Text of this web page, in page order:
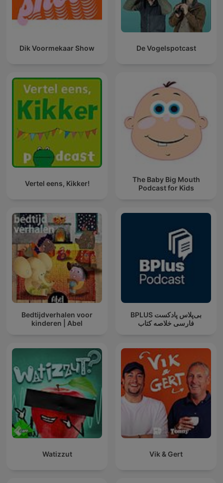
Dik Voormekaar Show De Vogelspotcast
Vertel eens, Kikker!
The Baby Big Mouth
Podcast for Kids
Bedtijdverhalen voor
kinderen | Abel
‌BPLUS بی‌پلاس پادکست
فارسی خلاصه کتاب
Watizzut Vik & Gert